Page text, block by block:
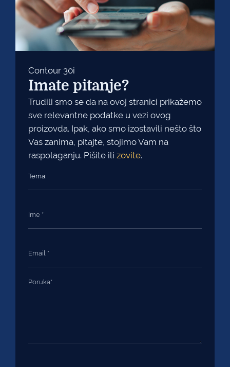
Contour 30i
Imate pitanje?
Trudili smo se da na ovoj stranici prikažemo
sve relevantne podatke u vezi ovog
proizovda. Ipak, ako smo izostavili nešto što
Vas zanima, pitajte, stojimo Vam na
raspolaganju. Pišite ili zovite.